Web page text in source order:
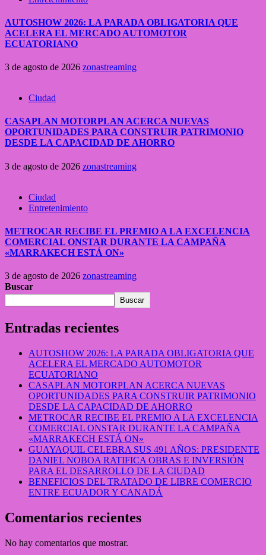
AUTOSHOW 2026: LA PARADA OBLIGATORIA QUE
ACELERA EL MERCADO AUTOMOTOR
ECUATORIANO
3 de agosto de 2026 zonastreaming
Ciudad
CASAPLAN MOTORPLAN ACERCA NUEVAS
OPORTUNIDADES PARA CONSTRUIR PATRIMONIO
DESDE LA CAPACIDAD DE AHORRO
3 de agosto de 2026 zonastreaming
Ciudad
Entretenimiento
METROCAR RECIBE EL PREMIO A LA EXCELENCIA
COMERCIAL ONSTAR DURANTE LA CAMPAÑA
«MARRAKECH ESTÁ ON»
3 de agosto de 2026 zonastreaming
Buscar
Buscar
Entradas recientes
AUTOSHOW 2026: LA PARADA OBLIGATORIA QUE
ACELERA EL MERCADO AUTOMOTOR
ECUATORIANO
CASAPLAN MOTORPLAN ACERCA NUEVAS
OPORTUNIDADES PARA CONSTRUIR PATRIMONIO
DESDE LA CAPACIDAD DE AHORRO
METROCAR RECIBE EL PREMIO A LA EXCELENCIA
COMERCIAL ONSTAR DURANTE LA CAMPAÑA
«MARRAKECH ESTÁ ON»
GUAYAQUIL CELEBRA SUS 491 AÑOS: PRESIDENTE
DANIEL NOBOA RATIFICA OBRAS E INVERSIÓN
PARA EL DESARROLLO DE LA CIUDAD
BENEFICIOS DEL TRATADO DE LIBRE COMERCIO
ENTRE ECUADOR Y CANADÁ
Comentarios recientes
No hay comentarios que mostrar.